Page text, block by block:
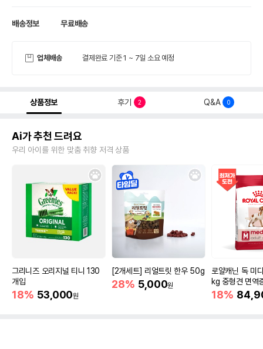
배송정보 무료배송
업체배송 결제완료 기준 1 ~ 7일 소요 예정
상품정보 후기 2 Q&A 0
Ai가 추천 드려요
우리 아이를 위한 맞춤 취향 저격 상품
그리니즈 오리지널 티니 130
개입
18% 53,000원
[2개세트] 리얼트릿 한우 50g
28% 5,000원
로얄캐닌 독 미
kg 중형견 면역
18%